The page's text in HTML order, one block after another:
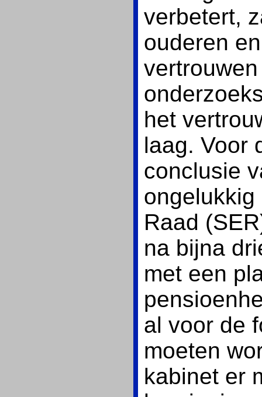
verbetert,
ouderen
het
laag. Voor
conclusie
Raad
na bijna
met een
al voor de
moeten
kabinet er